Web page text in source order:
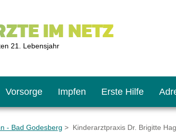
IM NETZ
21. Lebensjahr
Vorsorge Impfen Erste Hilfe
- Bad Godesberg > Kinderarztpraxis Dr. Brigitte